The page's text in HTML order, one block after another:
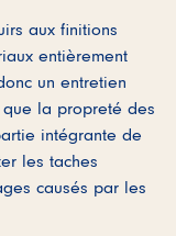
aux finitions
entièrement
un entretien
la propreté des
intégrante de
les taches
causés par les